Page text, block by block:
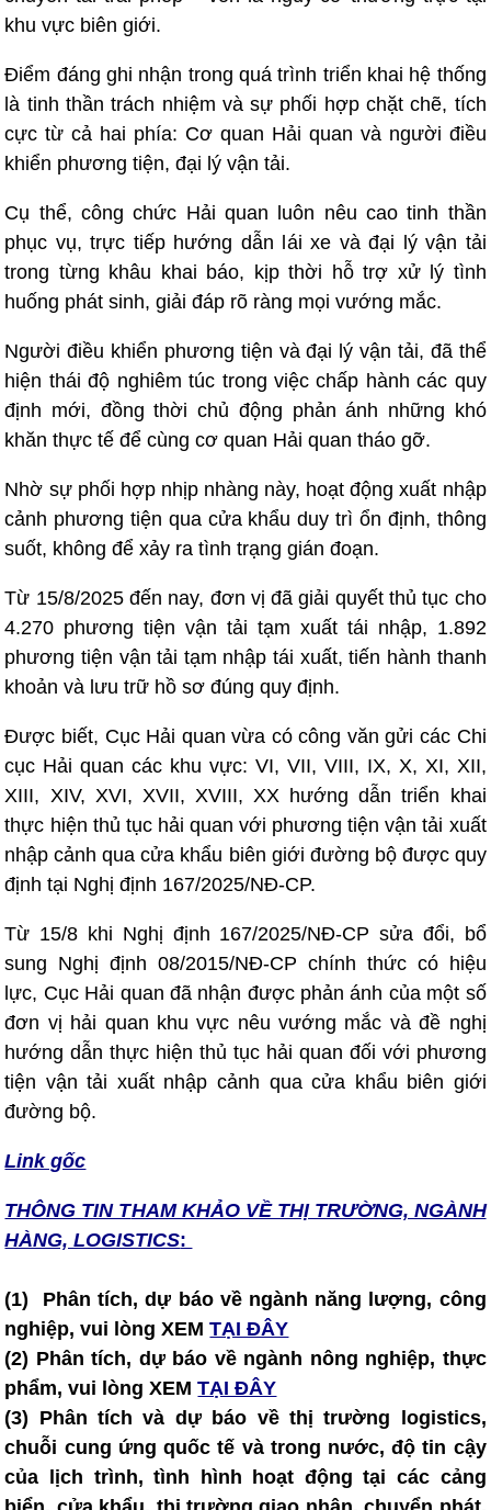
khu vực biên giới.
Điểm đáng ghi nhận trong quá trình triển khai hệ thống
là tinh thần trách nhiệm và sự phối hợp chặt chẽ, tích
cực từ cả hai phía: Cơ quan Hải quan và người điều
khiển phương tiện, đại lý vận tải.
Cụ thể, công chức Hải quan luôn nêu cao tinh thần
phục vụ, trực tiếp hướng dẫn lái xe và đại lý vận tải
trong từng khâu khai báo, kịp thời hỗ trợ xử lý tình
huống phát sinh, giải đáp rõ ràng mọi vướng mắc.
Người điều khiển phương tiện và đại lý vận tải, đã thể
hiện thái độ nghiêm túc trong việc chấp hành các quy
định mới, đồng thời chủ động phản ánh những khó
khăn thực tế để cùng cơ quan Hải quan tháo gỡ.
Nhờ sự phối hợp nhịp nhàng này, hoạt động xuất nhập
cảnh phương tiện qua cửa khẩu duy trì ổn định, thông
suốt, không để xảy ra tình trạng gián đoạn.
Từ 15/8/2025 đến nay, đơn vị đã giải quyết thủ tục cho
4.270 phương tiện vận tải tạm xuất tái nhập, 1.892
phương tiện vận tải tạm nhập tái xuất, tiến hành thanh
khoản và lưu trữ hồ sơ đúng quy định.
Được biết, Cục Hải quan vừa có công văn gửi các Chi
cục Hải quan các khu vực: VI, VII, VIII, IX, X, XI, XII,
XIII, XIV, XVI, XVII, XVIII, XX hướng dẫn triển khai
thực hiện thủ tục hải quan với phương tiện vận tải xuất
nhập cảnh qua cửa khẩu biên giới đường bộ được quy
định tại Nghị định 167/2025/NĐ-CP.
Từ 15/8 khi Nghị định 167/2025/NĐ-CP sửa đổi, bổ
sung Nghị định 08/2015/NĐ-CP chính thức có hiệu
lực, Cục Hải quan đã nhận được phản ánh của một số
đơn vị hải quan khu vực nêu vướng mắc và đề nghị
hướng dẫn thực hiện thủ tục hải quan đối với phương
tiện vận tải xuất nhập cảnh qua cửa khẩu biên giới
đường bộ.
Link gốc
THÔNG TIN THAM KHẢO VỀ THỊ TRƯỜNG, NGÀNH
HÀNG, LOGISTICS:
(1) Phân tích, dự báo về ngành năng lượng, công
nghiệp, vui lòng XEMTẠI ĐÂY
(2) Phân tích, dự báo về ngành nông nghiệp, thực
phẩm, vui lòng XEMTẠI ĐÂY
(3) Phân tích và dự báo về thị trường logistics,
chuỗi cung ứng quốc tế và trong nước, độ tin cậy
của lịch trình, tình hình hoạt động tại các cảng